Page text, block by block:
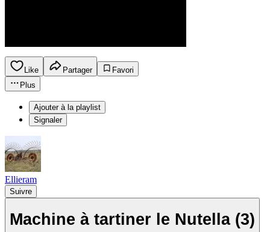
Like Partager
Favori
Plus
Ajouter à la playlist
Signaler
Ellieram
Suivre
Machine à tartiner le Nutella (3)